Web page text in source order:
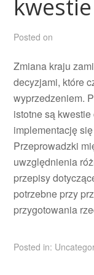
Posted on
Zmiana kraju
decyzjami, które
wyprzedzeniem.
istotne są
implementację
Przeprowadzki
uwzględnienia
przepisy
potrzebne przy
przygotowania
Posted in: